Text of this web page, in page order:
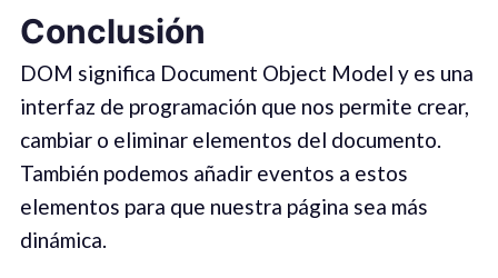
Conclusión
DOM significa Document Object Model y es una
interfaz de programación que nos permite crear,
cambiar o eliminar elementos del documento.
También podemos añadir eventos a estos
elementos para que nuestra página sea más
dinámica.